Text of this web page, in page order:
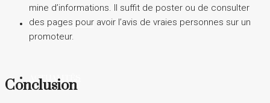
NOUS JOINDRE
ACTUALITÉS
mine d’informations. Il suffit de poster ou de consulter
des pages pour avoir l’avis de vraies personnes sur un
promoteur.
Conclusion